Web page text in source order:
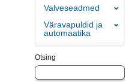
Valveseadmed
Väravapuldid ja
automaatika
Otsing